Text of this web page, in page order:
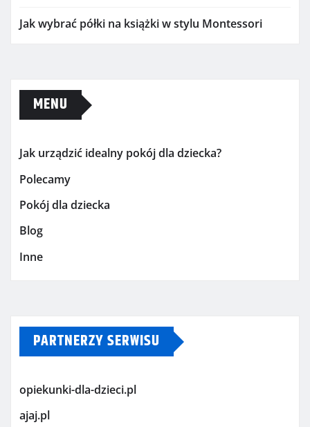
Jak wybrać półki na książki w stylu Montessori
MENU
Jak urządzić idealny pokój dla dziecka?
Polecamy
Pokój dla dziecka
Blog
Inne
PARTNERZY SERWISU
opiekunki-dla-dzieci.pl
ajaj.pl